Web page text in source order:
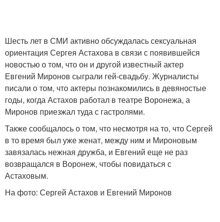
Шесть лет в СМИ активно обсуждалась сексуальная
ориентация Сергея Астахова в связи с появившейся
новостью о том, что он и другой известный актер
Евгений Миронов сыграли гей-свадьбу. Журналисты
писали о том, что актеры познакомились в девяностые
годы, когда Астахов работал в театре Воронежа, а
Миронов приезжал туда с гастролями.
Также сообщалось о том, что несмотря на то, что Сергей
в то время был уже женат, между ним и Мироновым
завязалась нежная дружба, и Евгений еще не раз
возвращался в Воронеж, чтобы повидаться с
Астаховым.
На фото: Сергей Астахов и Евгений Миронов